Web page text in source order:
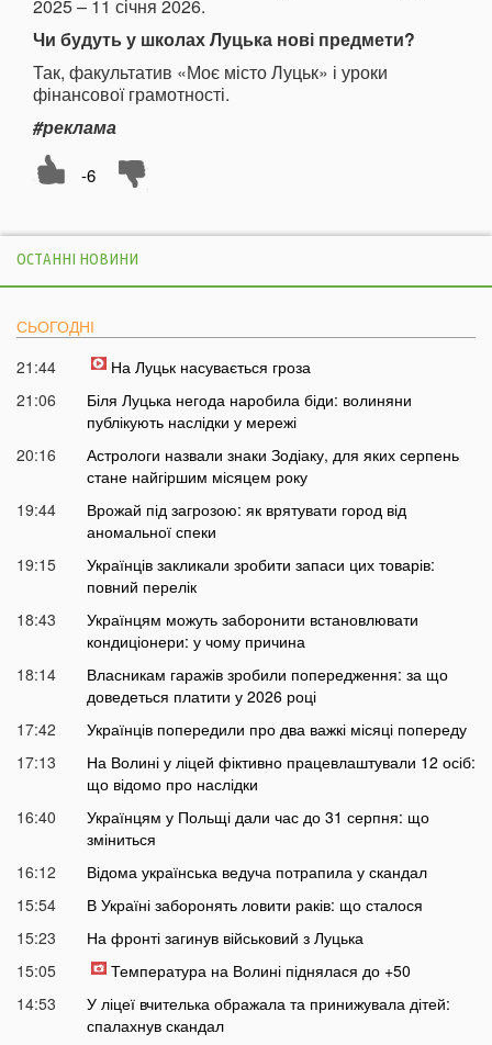
2025 – 11 січня 2026.
Чи будуть у школах Луцька нові предмети?
Так, факультатив «Моє місто Луцьк» і уроки
фінансової грамотності.
#реклама
-6
ОСТАННІ НОВИНИ
СЬОГОДНІ
21:44
На Луцьк насувається гроза
21:06
Біля Луцька негода наробила біди: волиняни
публікують наслідки у мережі
20:16
Астрологи назвали знаки Зодіаку, для яких серпень
стане найгіршим місяцем року
19:44
Врожай під загрозою: як врятувати город від
аномальної спеки
19:15
Українців закликали зробити запаси цих товарів:
повний перелік
18:43
Українцям можуть заборонити встановлювати
кондиціонери: у чому причина
18:14
Власникам гаражів зробили попередження: за що
доведеться платити у 2026 році
17:42
Українців попередили про два важкі місяці попереду
17:13
На Волині у ліцей фіктивно працевлаштували 12 осіб:
що відомо про наслідки
16:40
Українцям у Польщі дали час до 31 серпня: що
зміниться
16:12
Відома українська ведуча потрапила у скандал
15:54
В Україні заборонять ловити раків: що сталося
15:23
На фронті загинув військовий з Луцька
15:05
Температура на Волині піднялася до +50
14:53
У ліцеї вчителька ображала та принижувала дітей:
спалахнув скандал